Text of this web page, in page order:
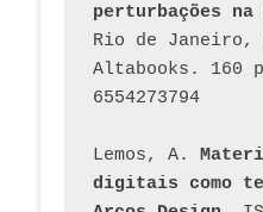
perturbações
Rio de Janeiro,
Altabooks. 160
6554273794
Lemos, A.
digitais como